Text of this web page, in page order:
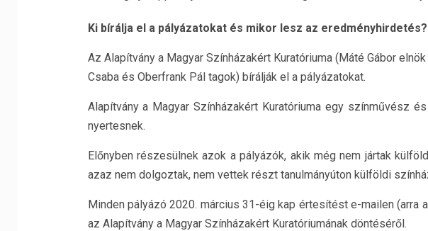
Ki bírálja el a pályázatokat és mikor lesz az eredményhirdetés?
Az Alapítvány a Magyar Színházakért Kuratóriuma (Máté Gábor
Csaba és Oberfrank Pál tagok) bírálják el a pályázatokat.
Alapítvány a Magyar Színházakért Kuratóriuma egy színművész
nyertesnek.
Előnyben részesülnek azok a pályázók, akik még nem jártak
azaz nem dolgoztak, nem vettek részt tanulmányúton külföldi
Minden pályázó 2020. március 31-éig kap értesítést e-mailen (arra
az Alapítvány a Magyar Színházakért Kuratóriumának döntéséről.